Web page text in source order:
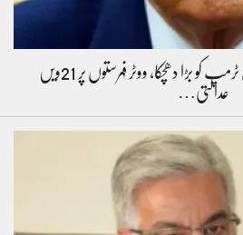
مڈ ٹرم انتخابات سے قبل ٹرمپ کو بڑا دھچکا، ووٹر فہرستوں پر 21ویں
عدالتی…